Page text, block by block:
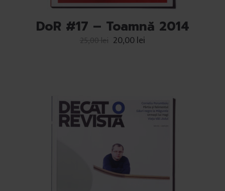
DoR #17 – Toamnă 2014
25,00lei 20,00lei